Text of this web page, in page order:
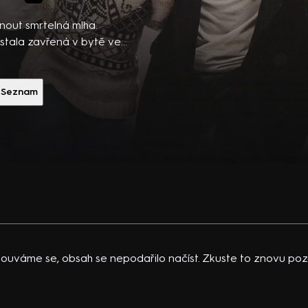
smrtelná mlha.
zavřená v bytě ve
pohání baterie,
vydat ven, aby dceru
R. Duris, O.
a další. Režie D.
Seznam
se, obsah se nepodařilo načíst. Zkuste to znovu
K.